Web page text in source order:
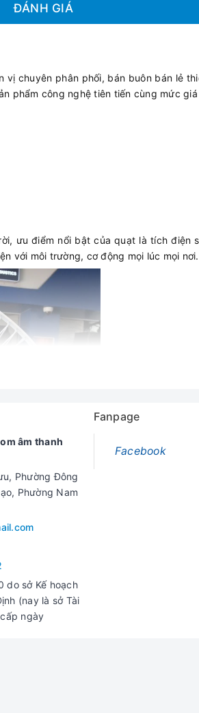
ĐÁNH GIÁ
vị chuyên phân phối, bán buôn bán lẻ
phẩm công nghệ tiên tiến cùng mức
ưu điểm nổi bật của quạt là tích điện
với môi trường, cơ động mọi lúc mọi nơi.
âm thanh
Phường Đông
Phường Nam
do sở Kế hoạch
(nay là sở Tài
ngày
Fanpage
Facebook